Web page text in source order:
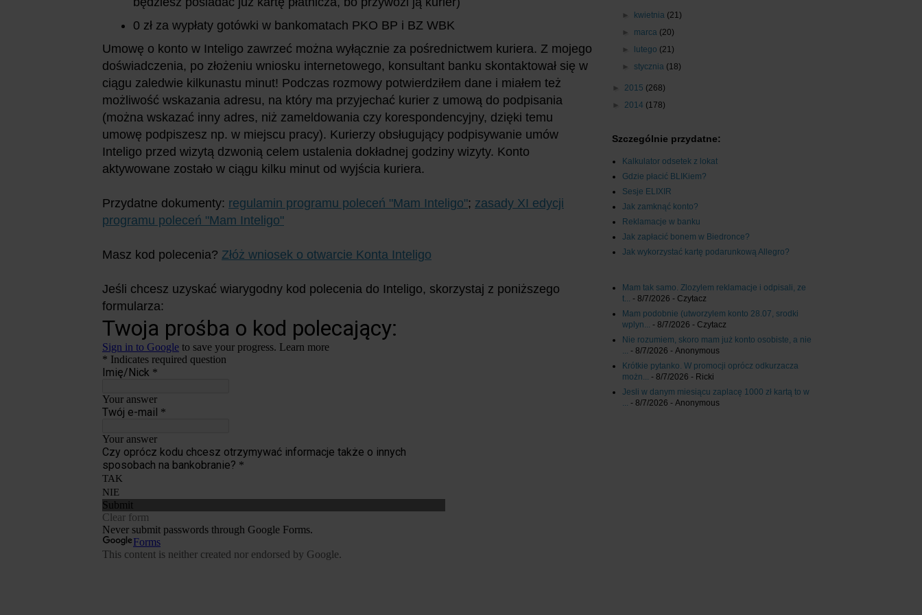
0 zł za wypłaty gotówki w bankomatach PKO BP i BZ WBK
Umowę o konto w Inteligo zawrzeć można wyłącznie za pośrednictwem kuriera. Z mojego
doświadczenia, po złożeniu wniosku internetowego, konsultant banku skontaktował się w
ciągu zaledwie kilkunastu minut! Podczas rozmowy potwierdziłem dane i miałem też
możliwość wskazania adresu, na który ma przyjechać kurier z umową do podpisania
(można wskazać inny adres, niż zameldowania czy korespondencyjny, dzięki temu
umowę podpiszesz np. w miejscu pracy). Kurierzy obsługujący podpisywanie umów
Inteligo przed wizytą dzwonią celem ustalenia dokładnej godziny wizyty. Konto
aktywowane zostało w ciągu kilku minut od wyjścia kuriera.
Przydatne dokumenty: regulamin programu poleceń "Mam Inteligo"; zasady XI edycji
programu poleceń "Mam Inteligo"
Masz kod polecenia? Złóż wniosek o otwarcie Konta Inteligo
Jeśli chcesz uzyskać wiarygodny kod polecenia do Inteligo, skorzystaj z poniższego
formularza:
► kwietnia (21)
► marca (20)
►
lutego (21)
► stycznia (18)
► 2015 (268)
► 2014 (178)
Szczególnie przydatne:
Kalkulator odsetek z lokat
Gdzie płacić BLIKiem?
Sesje ELIXIR
Jak zamknąć konto?
Reklamacje w banku
Jak zapłacić bonem w Biedronce?
Jak wykorzystać kartę podarunkową Allegro?
Mam tak samo. Zlozylem reklamacje i odpisali, ze
t... - 8/7/2026 - Czytacz
Mam podobnie (utworzylem konto 28.07, srodki
wplyn... - 8/7/2026 - Czytacz
Nie rozumiem, skoro mam już konto osobiste, a nie
... - 8/7/2026 - Anonymous
Krótkie pytanko. W promocji oprócz odkurzacza
możn... - 8/7/2026 - Ricki
Jesli w danym miesiącu zaplacę 1000 zł kartą to w
... - 8/7/2026 - Anonymous